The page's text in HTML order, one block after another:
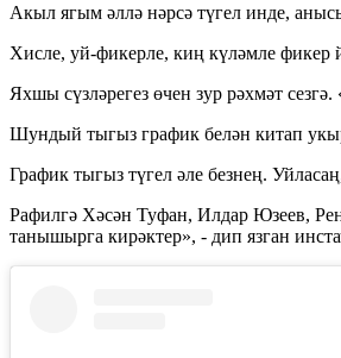
Акыл ягым әллә нәрсә түгел инде,
Хисле, уй-фикерле, киң күләмле фикер
Яхшы сүзләрегез өчен зур рәхмәт
Шундый тыгыз график белән китап
График тыгыз түгел әле безнең.
Рафилгә Хәсән Туфан, Илдар Юзеев,
танышырга кирәктер», - дип язган